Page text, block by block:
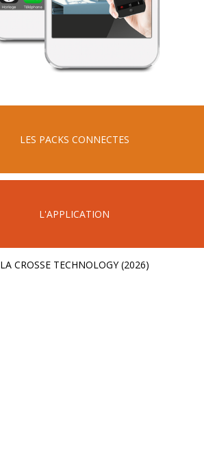
LES PACKS CONNECTES
L'APPLICATION
LA CROSSE TECHNOLOGY (2026)